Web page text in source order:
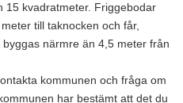
15 kvadratmeter. Friggebodar
till taknocken och får,
närmre än 4,5 meter från
kommunen och fråga om
har bestämt att det du